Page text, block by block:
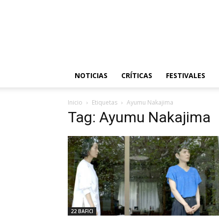
NOTICIAS CRÍTICAS FESTIVALES
Inicio Etiquetas Ayumu Nakajima
Tag: Ayumu Nakajima
22 BAFICI